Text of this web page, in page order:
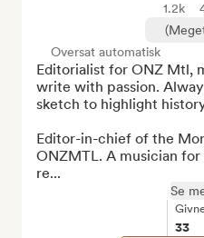
1.2k
Oversat automatisk
Editorialist for ONZ Mtl,
write with passion.
sketch to highlight
Editor-in-chief of the
ONZMTL. A musician
re...
Se
33